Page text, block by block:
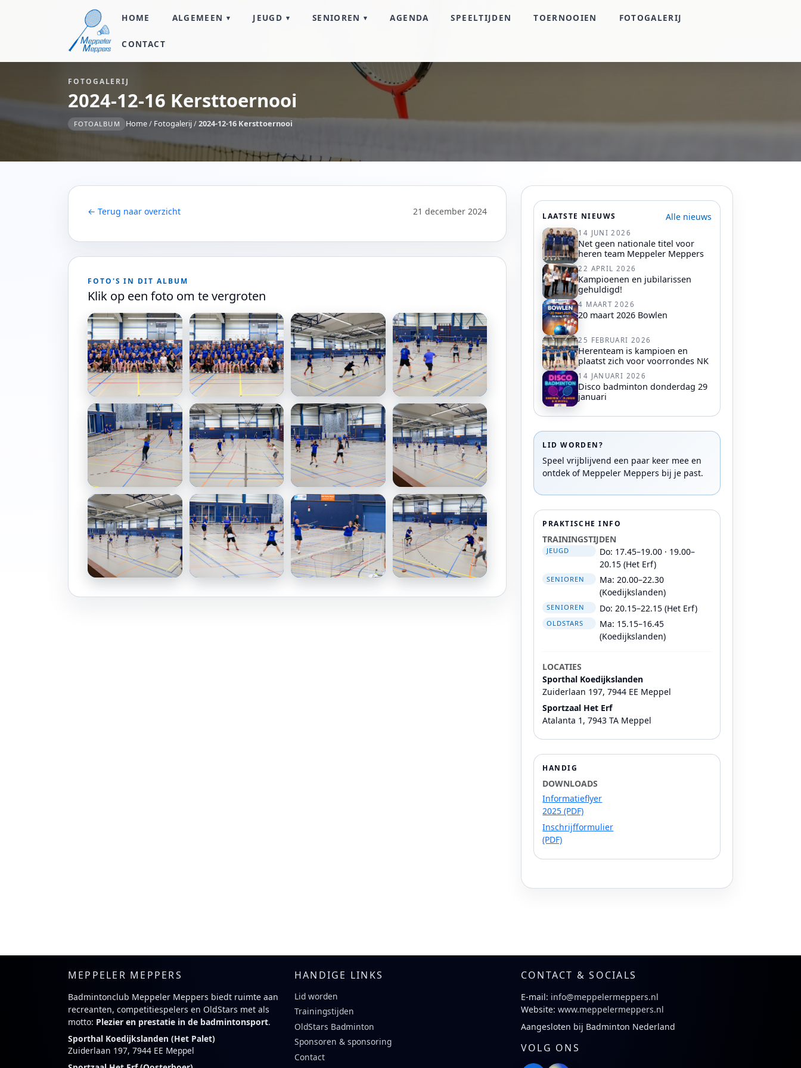
HOME ALGEMEEN JEUGD SENIOREN AGENDA SPEELTIJDEN TOERNOOIEN FOTOGALERIJ
CONTACT
FOTOGALERIJ
2024-12-16 Kersttoernooi
FOTOALBUM Home/ Fotogalerij/2024-12-16 Kersttoernooi
← Terug naar overzicht 21 december 2024
FOTO'S IN DIT ALBUM
Klik op een foto om te vergroten
LAATSTE NIEUWS Alle nieuws
14 JUNI 2026
Net geen nationale titel voor
heren team Meppeler Meppers
22 APRIL 2026
Kampioenen en jubilarissen
gehuldigd!
4 MAART 2026
20 maart 2026 Bowlen
25 FEBRUARI 2026
Herenteam is kampioen en
plaatst zich voor voorrondes NK
14 JANUARI 2026
Disco badminton donderdag 29
januari
LID WORDEN?
Speel vrijblijvend een paar keer mee en
ontdek of Meppeler Meppers bij je past.
PRAKTISCHE INFO
TRAININGSTIJDEN
JEUGD
Do: 17.45–19.00 · 19.00–
20.15 (Het Erf)
SENIOREN
Ma: 20.00–22.30
(Koedijkslanden)
SENIOREN Do: 20.15–22.15 (Het Erf)
OLDSTARS
Ma: 15.15–16.45
(Koedijkslanden)
LOCATIES
Sporthal Koedijkslanden
Zuiderlaan 197, 7944 EE Meppel
Sportzaal Het Erf
Atalanta 1, 7943 TA Meppel
HANDIG
DOWNLOADS
Informatieflyer
2025 (PDF)
Inschrijfformulier
(PDF)
MEPPELER MEPPERS
Badmintonclub Meppeler Meppers biedt ruimte aan
recreanten, competitiespelers en OldStars met als
motto: Plezier en prestatie in de badmintonsport.
Sporthal Koedijkslanden (Het Palet)
Zuiderlaan 197, 7944 EE Meppel
HANDIGE LINKS
Lid worden
Trainingstijden
OldStars Badminton
Sponsoren & sponsoring
Contact
CONTACT & SOCIALS
E-mail: info@meppelermeppers.nl
Website: www.meppelermeppers.nl
Aangesloten bij Badminton Nederland
VOLG ONS